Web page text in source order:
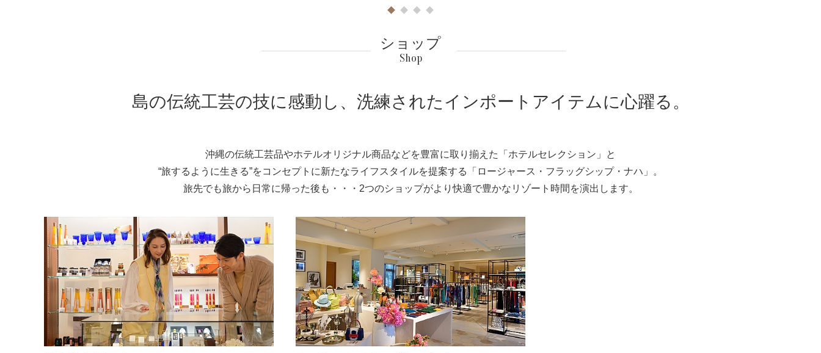
ショップ
Shop
島の伝統工芸の技に感動し、 洗練されたインポートアイテムに心躍る。
沖縄の伝統工芸品やホテルオリジナル商品などを豊富に取り揃えた「ホテルセレクション」と
“旅するように生きる”をコンセプトに新たなライフスタイルを提案する「ロージャース・フラッグシップ・ナハ」。
旅先でも旅から日常に帰った後も・・・2つのショップがより快適で豊かなリゾート時間を演出します。